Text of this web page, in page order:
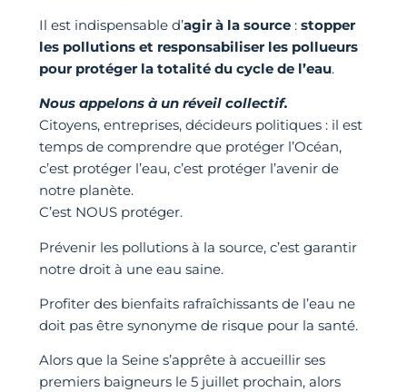
Il est indispensable d’agir à la source: stopper
les pollutions et responsabiliser les pollueurs
pour protéger la totalité du cycle de l’eau.
Nous appelons à un réveil collectif.
Citoyens, entreprises, décideurs politiques : il est
temps de comprendre que protéger l’Océan,
c’est protéger l’eau, c’est protéger l’avenir de
notre planète.
C’est NOUS protéger.
Prévenir les pollutions à la source, c’est garantir
notre droit à une eau saine.
Profiter des bienfaits rafraîchissants de l’eau ne
doit pas être synonyme de risque pour la santé.
Alors que la Seine s’apprête à accueillir ses
premiers baigneurs le 5 juillet prochain, alors